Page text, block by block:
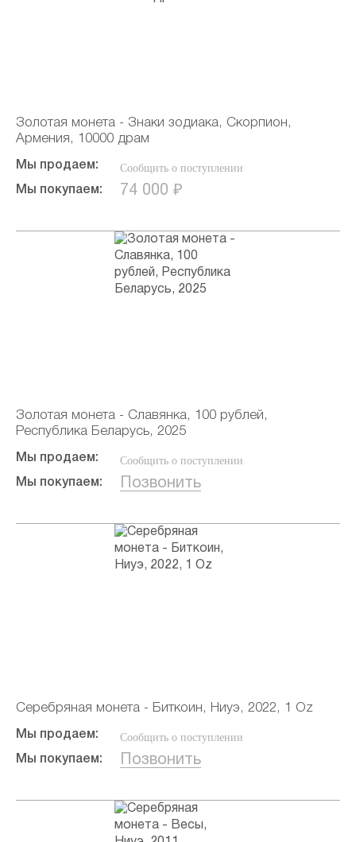
Золотая монета - Знаки зодиака, Скорпион,
Армения, 10000 драм
Мы продаем: Сообщить о поступлении
Мы покупаем: 74 000 ₽
Золотая монета - Славянка, 100 рублей,
Республика Беларусь, 2025
Мы продаем: Сообщить о поступлении
Мы покупаем: Позвонить
Серебряная монета - Биткоин, Ниуэ, 2022, 1 Oz
Мы продаем: Сообщить о поступлении
Мы покупаем: Позвонить